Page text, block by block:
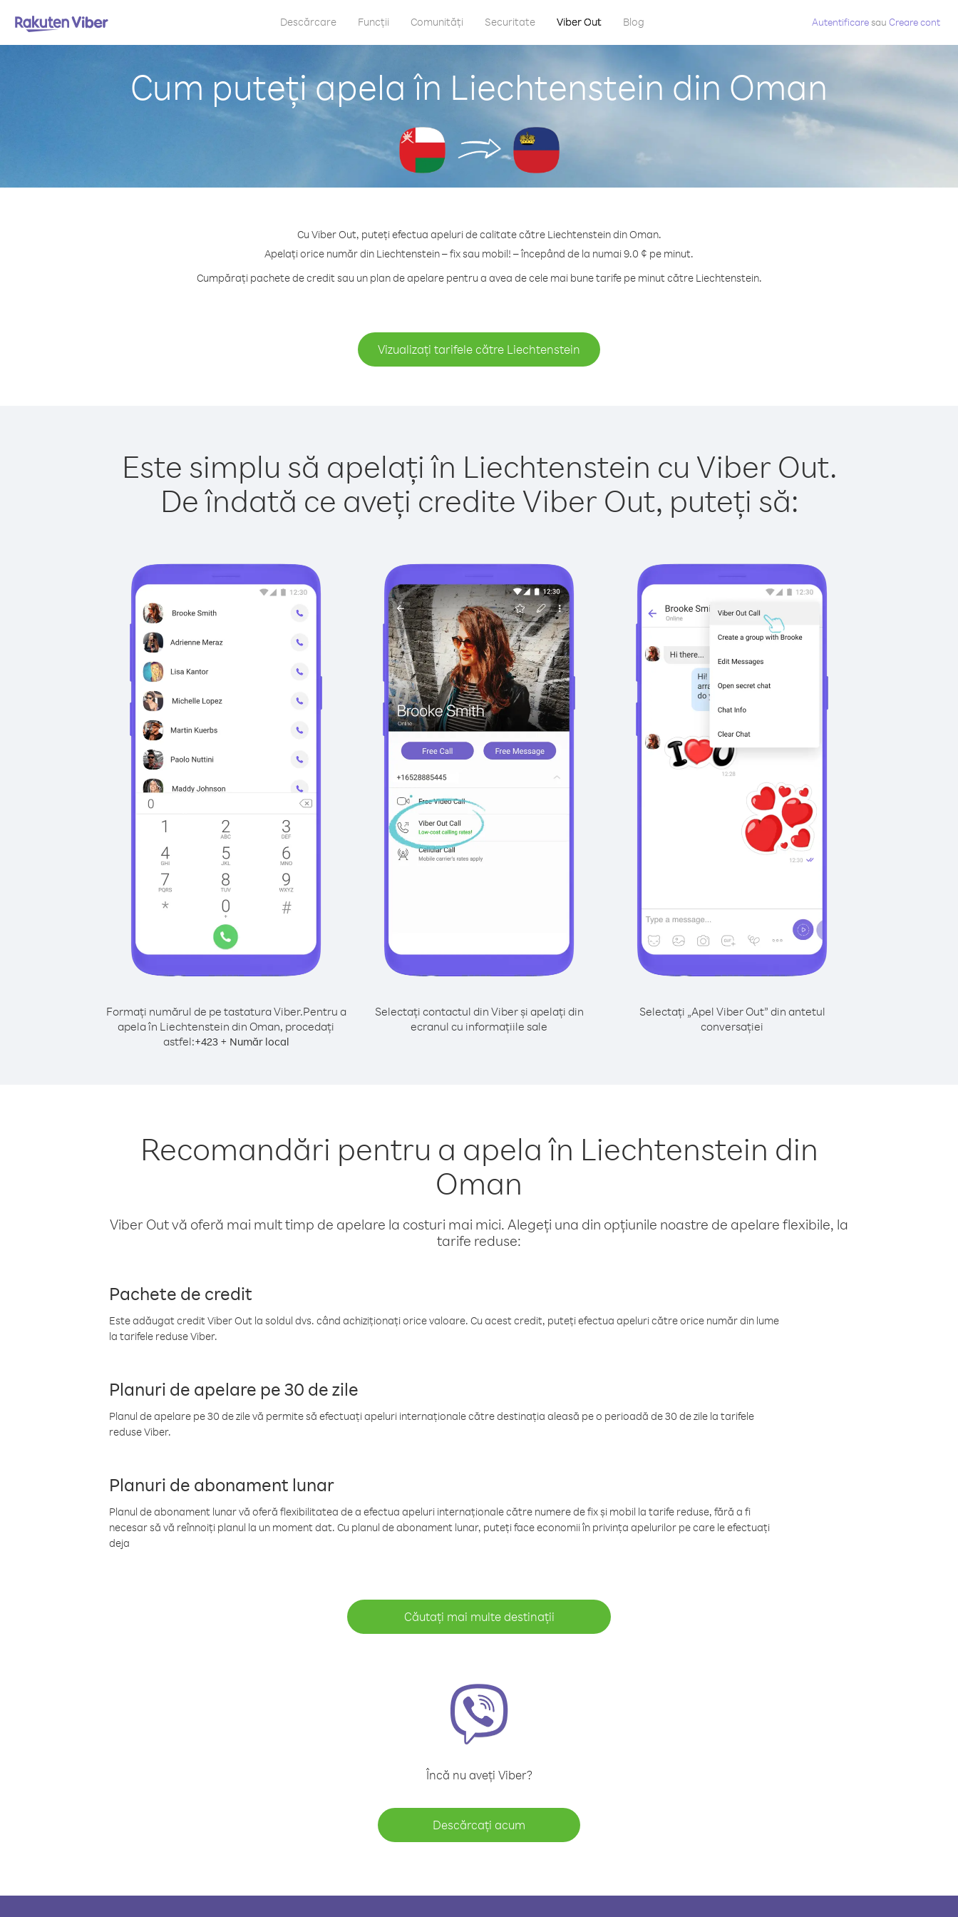
Descărcare Funcții Comunități Securitate Viber Out Blog Autentificaresau Creare cont
Cum puteți apela în Liechtenstein din Oman
Cu Viber Out, puteți efectua apeluri de calitate către Liechtenstein din Oman.
Apelați orice număr din Liechtenstein – fix sau mobil! – începând de la numai 9.0 ¢ pe minut.
Cumpărați pachete de credit sau un plan de apelare pentru a avea de cele mai bune tarife pe minut către Liechtenstein.
Vizualizați tarifele către Liechtenstein
Este simplu să apelați în Liechtenstein cu Viber Out.
De îndată ce aveți credite Viber Out, puteți să:
Formați numărul de pe tastatura Viber.Pentru a
apela în Liechtenstein din Oman, procedați
astfel:+423+ Număr local
Selectați contactul din Viber și apelați din
ecranul cu informațiile sale
Selectați „Apel Viber Out” din antetul
conversației
Recomandări pentru a apela în Liechtenstein din
Oman
Viber Out vă oferă mai mult timp de apelare la costuri mai mici. Alegeți una din opțiunile noastre de apelare flexibile, la
tarife reduse:
Pachete de credit
Este adăugat credit Viber Out la soldul dvs. când achiziționați orice valoare. Cu acest credit, puteți efectua apeluri către orice număr din lume
la tarifele reduse Viber.
Planuri de apelare pe 30 de zile
Planul de apelare pe 30 de zile vă permite să efectuați apeluri internaționale către destinația aleasă pe o perioadă de 30 de zile la tarifele
reduse Viber.
Planuri de abonament lunar
Planul de abonament lunar vă oferă flexibilitatea de a efectua apeluri internaționale către numere de fix și mobil la tarife reduse, fără a fi
necesar să vă reînnoiți planul la un moment dat. Cu planul de abonament lunar, puteți face economii în privința apelurilor pe care le efectuați
deja
Căutați mai multe destinații
Încă nu aveți Viber?
Descărcați acum